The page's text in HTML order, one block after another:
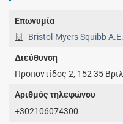
Επωνυμία
Bristol-Myers Squibb Α.Ε.
Διεύθυνση
Προποντίδος 2, 152 35
Αριθμός τηλεφώνου
+302106074300